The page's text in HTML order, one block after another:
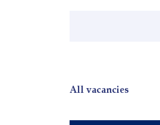
All vacancies